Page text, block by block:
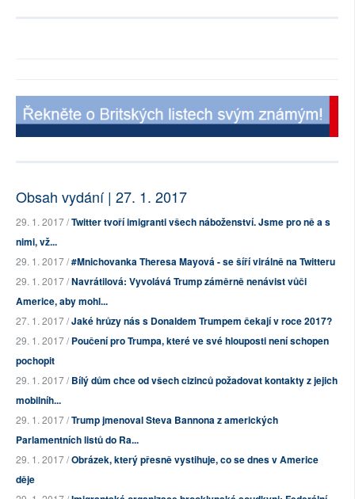
Obsah vydání | 27. 1. 2017
29. 1. 2017 /Twitter tvoří imigranti všech náboženství. Jsme pro ně a s
nimi, vž...
29. 1. 2017 /#Mnichovanka Theresa Mayová - se šíří virálně na Twitteru
29. 1. 2017 /Navrátilová: Vyvolává Trump záměrně nenávist vůči
Americe, aby mohl...
27. 1. 2017 /Jaké hrůzy nás s Donaldem Trumpem čekají v roce 2017?
29. 1. 2017 /Poučení pro Trumpa, které ve své hlouposti není schopen
pochopit
29. 1. 2017 /Bílý dům chce od všech cizinců požadovat kontakty z jejich
mobilníh...
29. 1. 2017 /Trump jmenoval Steva Bannona z amerických
Parlamentních listů do Ra...
29. 1. 2017 /Obrázek, který přesně vystihuje, co se dnes v Americe
děje